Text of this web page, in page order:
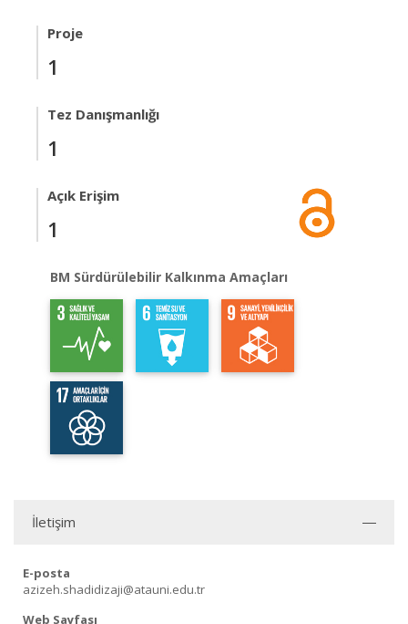
Proje
1
Tez Danışmanlığı
1
Açık Erişim
1
BM Sürdürülebilir Kalkınma Amaçları
İletişim
E-posta
azizeh.shadidizaji@atauni.edu.tr
Web Sayfası